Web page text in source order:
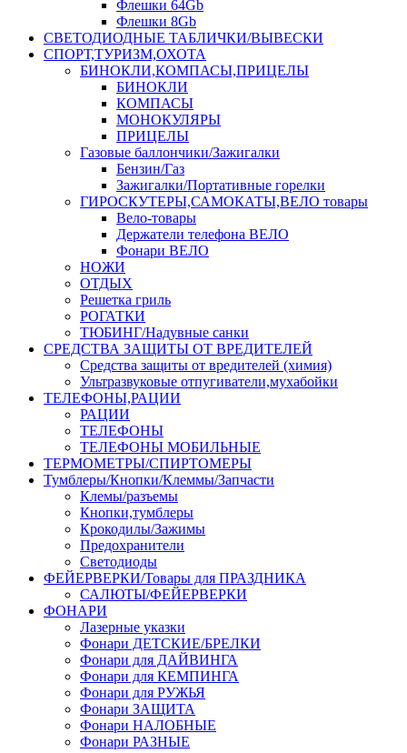
Флешки 64Gb
Флешки 8Gb
СВЕТОДИОДНЫЕ ТАБЛИЧКИ/ВЫВЕСКИ
СПОРТ,ТУРИЗМ,ОХОТА
БИНОКЛИ,КОМПАСЫ,ПРИЦЕЛЫ
БИНОКЛИ
КОМПАСЫ
МОНОКУЛЯРЫ
ПРИЦЕЛЫ
Газовые баллончики/Зажигалки
Бензин/Газ
Зажигалки/Портативные горелки
ГИРОСКУТЕРЫ,САМОКАТЫ,ВЕЛО товары
Вело-товары
Держатели телефона ВЕЛО
Фонари ВЕЛО
НОЖИ
ОТДЫХ
Решетка гриль
РОГАТКИ
ТЮБИНГ/Надувные санки
СРЕДСТВА ЗАЩИТЫ ОТ ВРЕДИТЕЛЕЙ
Средства защиты от вредителей (химия)
Ультразвуковые отпугиватели,мухабойки
ТЕЛЕФОНЫ,РАЦИИ
РАЦИИ
ТЕЛЕФОНЫ
ТЕЛЕФОНЫ МОБИЛЬНЫЕ
ТЕРМОМЕТРЫ/СПИРТОМЕРЫ
Тумблеры/Кнопки/Клеммы/Запчасти
Клемы/разъемы
Кнопки,тумблеры
Крокодилы/Зажимы
Предохранители
Светодиоды
ФЕЙЕРВЕРКИ/Товары для ПРАЗДНИКА
САЛЮТЫ/ФЕЙЕРВЕРКИ
ФОНАРИ
Лазерные указки
Фонари ДЕТСКИЕ/БРЕЛКИ
Фонари для ДАЙВИНГА
Фонари для КЕМПИНГА
Фонари для РУЖЬЯ
Фонари ЗАЩИТА
Фонари НАЛОБНЫЕ
Фонари РАЗНЫЕ